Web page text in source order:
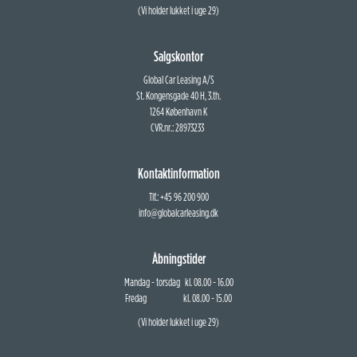
(Vi holder lukket i uge 29)
Salgskontor
Global Car Leasing A/S
St. Kongensgade 40 H, 3.th.
1264 København K
CVR.nr.: 28973233
Kontaktinformation
Tlf.: +45 96 200 900
info@globalcarleasing.dk
Åbningstider
Mandag - torsdag kl. 08.00 - 16.00
Fredag kl. 08.00 - 15.00
(Vi holder lukket i uge 29)